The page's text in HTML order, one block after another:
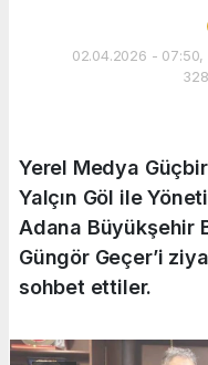
02.04.2026 -
Yerel Medya
Yalçın Göl ile
Adana Büyükşehir
Güngör Geçer’i
sohbet ettiler.